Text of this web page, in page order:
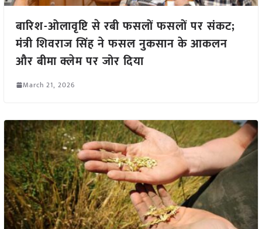
बारिश-ओलावृष्टि से रबी फसलों फसलों पर संकट;
मंत्री शिवराज सिंह ने फसल नुकसान के आकलन
और बीमा क्लेम पर जोर दिया
March 21, 2026